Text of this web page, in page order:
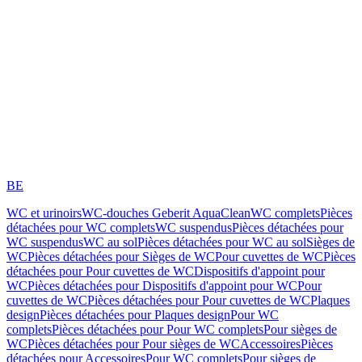
BE
WC et urinoirsWC-douches Geberit AquaCleanWC completsPièces
détachées pour WC completsWC suspendusPièces détachées pour
WC suspendusWC au solPièces détachées pour WC au solSièges de
WCPièces détachées pour Sièges de WCPour cuvettes de WCPièces
détachées pour Pour cuvettes de WCDispositifs d'appoint pour
WCPièces détachées pour Dispositifs d'appoint pour WCPour
cuvettes de WCPièces détachées pour Pour cuvettes de WCPlaques
designPièces détachées pour Plaques designPour WC
completsPièces détachées pour Pour WC completsPour sièges de
WCPièces détachées pour Pour sièges de WCAccessoiresPièces
détachées pour AccessoiresPour WC completsPour sièges de